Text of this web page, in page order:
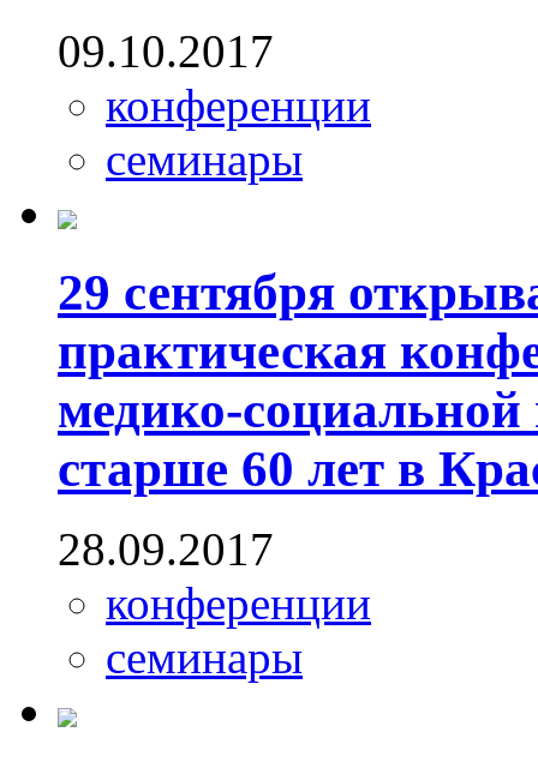
09.10.2017
конференции
семинары
29 сентября
практическая
медико-
старше 60 лет в
28.09.2017
конференции
семинары